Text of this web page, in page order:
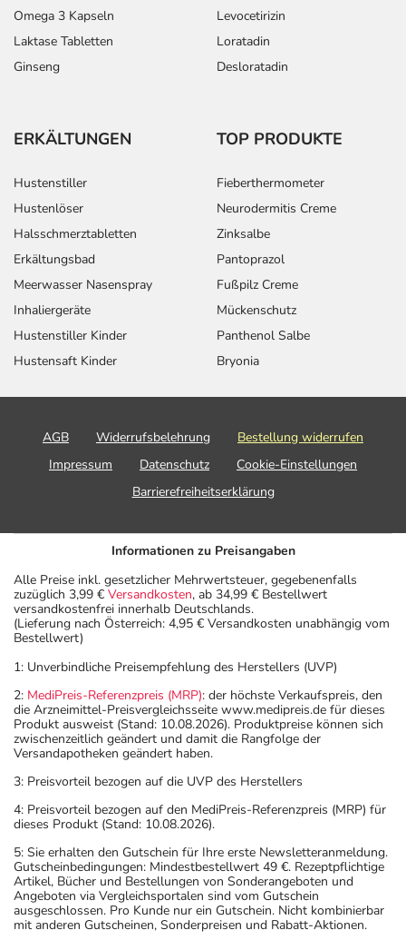
Omega 3 Kapseln
Laktase Tabletten
Ginseng
Levocetirizin
Loratadin
Desloratadin
ERKÄLTUNGEN
Hustenstiller
Hustenlöser
Halsschmerztabletten
Erkältungsbad
Meerwasser Nasenspray
Inhaliergeräte
Hustenstiller Kinder
Hustensaft Kinder
TOP PRODUKTE
Fieberthermometer
Neurodermitis Creme
Zinksalbe
Pantoprazol
Fußpilz Creme
Mückenschutz
Panthenol Salbe
Bryonia
AGB Widerrufsbelehrung
Bestellung widerrufen
Impressum
Datenschutz
Cookie-Einstellungen
Barrierefreiheitserklärung
Informationen zu Preisangaben
Alle Preise inkl. gesetzlicher Mehrwertsteuer, gegebenenfalls
zuzüglich 3,99 € Versandkosten, ab 34,99 € Bestellwert
versandkostenfrei innerhalb Deutschlands.
(Lieferung nach Österreich: 4,95 € Versandkosten unabhängig vom
Bestellwert)
1: Unverbindliche Preisempfehlung des Herstellers (UVP)
2: MediPreis-Referenzpreis (MRP): der höchste Verkaufspreis, den
die Arzneimittel-Preisvergleichsseite www.medipreis.de für dieses
Produkt ausweist (Stand: 10.08.2026). Produktpreise können sich
zwischenzeitlich geändert und damit die Rangfolge der
Versandapotheken geändert haben.
3: Preisvorteil bezogen auf die UVP des Herstellers
4: Preisvorteil bezogen auf den MediPreis-Referenzpreis (MRP) für
dieses Produkt (Stand: 10.08.2026).
5: Sie erhalten den Gutschein für Ihre erste Newsletteranmeldung.
Gutscheinbedingungen: Mindestbestellwert 49 €. Rezeptpflichtige
Artikel, Bücher und Bestellungen von Sonderangeboten und
Angeboten via Vergleichsportalen sind vom Gutschein
ausgeschlossen. Pro Kunde nur ein Gutschein. Nicht kombinierbar
mit anderen Gutscheinen, Sonderpreisen und Rabatt-Aktionen.